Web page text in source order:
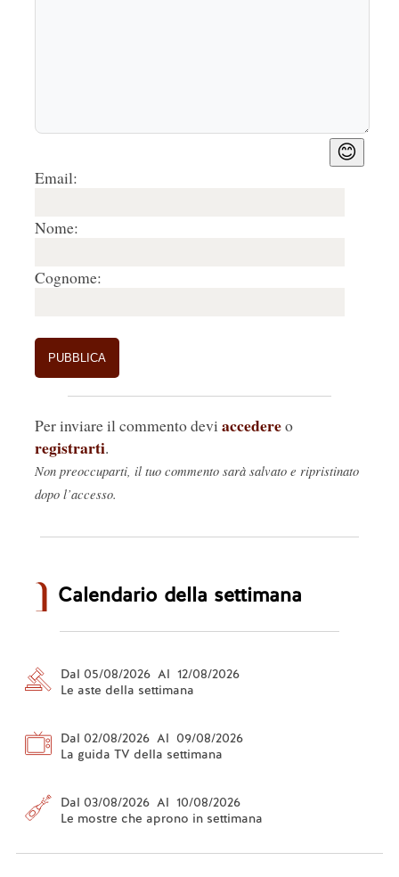
😊
Email:
Nome:
Cognome:
Per inviare il commento devi accedereo
registrarti.
Non preoccuparti, il tuo commento sarà salvato e ripristinato
dopo l’accesso.
Calendario della settimana
Dal 05/08/2026 Al 12/08/2026
Le aste della settimana
Dal 02/08/2026 Al 09/08/2026
La guida TV della settimana
Dal 03/08/2026 Al 10/08/2026
Le mostre che aprono in settimana